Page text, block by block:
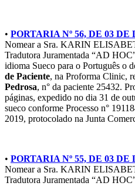
• PORTARIA Nº 56, DE 03
Nomear a Sra. KARIN
Tradutora Juramentada “AD
idioma Sueco para o Português o
de Paciente, na Proforma Clinic,
Pedrosa, n° da paciente 25432.
páginas, expedido no dia 31 de
sueco conforme Processo n°
2019, protocolado na Junta
• PORTARIA Nº 55, DE 03
Nomear a Sra. KARIN
Tradutora Juramentada “AD